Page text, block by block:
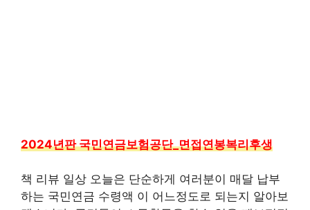
2024년판 국민연금보험공단_면접연봉복리후생
책 리뷰 일상 오늘은 단순하게 여러분이 매달 납부
하는 국민연금 수령액 이 어느정도로 되는지 알아보